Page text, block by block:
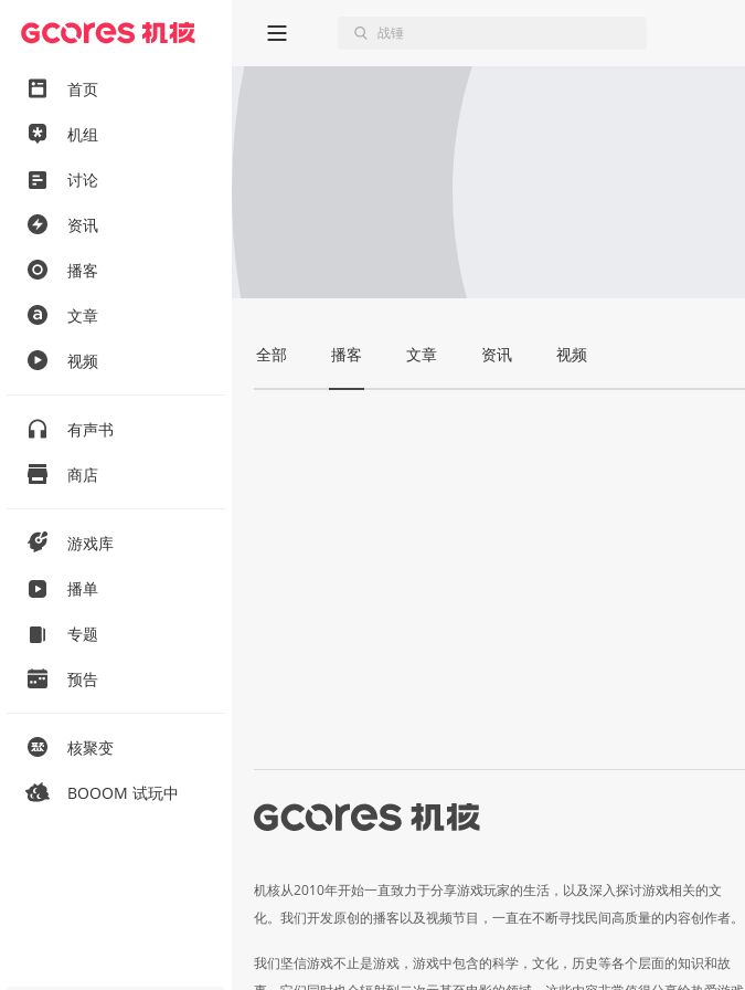
首页
机组
讨论
资讯
播客
文章
视频
有声书
商店
游戏库
播单
专题
预告
核聚变
BOOOM 试玩中
全部 播客 文章 资讯 视频
机核从2010年开始一直致力于分享游戏玩家的生活，以及深入探讨游戏相关的文
化。我们开发原创的播客以及视频节目，一直在不断寻找民间高质量的内容创作者。
我们坚信游戏不止是游戏，游戏中包含的科学，文化，历史等各个层面的知识和故